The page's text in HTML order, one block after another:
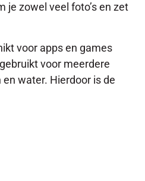
zowel veel foto’s en zet
voor apps en games
voor meerdere
water. Hierdoor is de